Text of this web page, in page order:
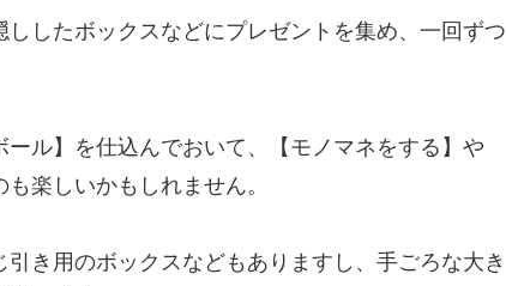
したボックスなどにプレゼントを集め、一回ずつ
ル】を仕込んでおいて、【モノマネをする】や
楽しいかもしれません。
き用のボックスなどもありますし、手ごろな大き